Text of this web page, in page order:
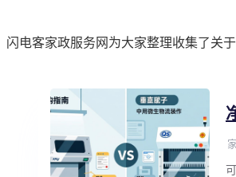
闪电客家政服务网为大家整理收集了关